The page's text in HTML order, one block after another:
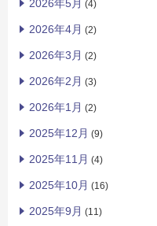
2026年5月 (4)
2026年4月 (2)
2026年3月 (2)
2026年2月 (3)
2026年1月 (2)
2025年12月 (9)
2025年11月 (4)
2025年10月 (16)
2025年9月 (11)